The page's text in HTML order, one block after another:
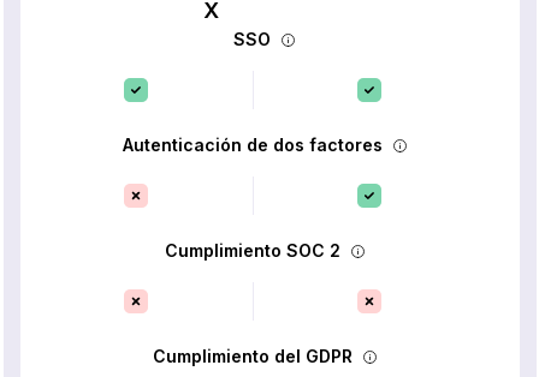
SSO
Autenticación de dos factores
Cumplimiento SOC 2
Cumplimiento del GDPR